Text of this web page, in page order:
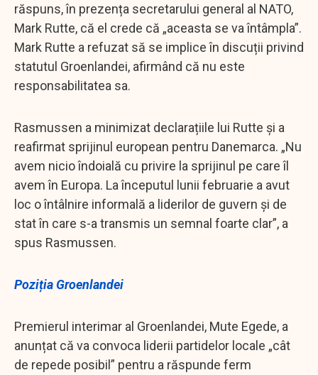
răspuns, în prezența secretarului general al NATO,
Mark Rutte, că el crede că „aceasta se va întâmpla”.
Mark Rutte a refuzat să se implice în discuții privind
statutul Groenlandei, afirmând că nu este
responsabilitatea sa.
Rasmussen a minimizat declarațiile lui Rutte și a
reafirmat sprijinul european pentru Danemarca. „Nu
avem nicio îndoială cu privire la sprijinul pe care îl
avem în Europa. La începutul lunii februarie a avut
loc o întâlnire informală a liderilor de guvern și de
stat în care s-a transmis un semnal foarte clar”, a
spus Rasmussen.
Poziția Groenlandei
Premierul interimar al Groenlandei, Mute Egede, a
anunțat că va convoca liderii partidelor locale „cât
de repede posibil” pentru a răspunde ferm